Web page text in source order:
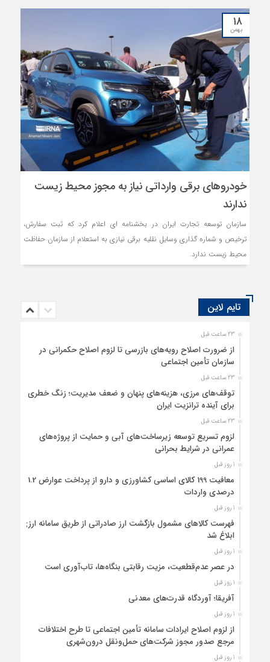
به عنوان یکی از ظرفیت‌های مهم توسعه‌ای استان، تاکید شد.
۱۸
بهمن
خودروهای برقی وارداتی نیاز به مجوز محیط زیست
ندارند
سازمان توسعه تجارت ایران در بخشنامه ای اعلام کرد که ثبت سفارش،
ترخیص و شماره گذاری وسایل نقلیه برقی نیازی به استعلام از سازمان حفاظت
محیط زیست ندارد.
تایم لاین
23 ساعت قبل
از ضرورت اصلاح رویه‌های بازرسی تا لزوم اصلاح حکمرانی در
سازمان تأمین اجتماعی
23 ساعت قبل
توقف‌های مرزی، هزینه‌های پنهان و ضعف مدیریت؛ زنگ خطری
برای آینده ترانزیت ایران
23 ساعت قبل
لزوم تسریع توسعه زیرساخت‌های آبی و حمایت از پروژه‌های
عمرانی در شرایط بحرانی
1 روز قبل
معافیت 199 کالای اساسی کشاورزی و دارو از پرداخت عوارض 1.2
درصدی واردات
1 روز قبل
فهرست کالاهای مشمول بازگشت ارز صادراتی از طریق سامانه ارزی
ابلاغ شد
1 روز قبل
در عصر عدم‌قطعیت، مزیت رقابتی بنگاه‌ها، تاب‌آوری است
1 روز قبل
آفریقا؛ آوردگاه قدرت‌های معدنی
1 روز قبل
از لزوم اصلاح ایرادات سامانه تأمین اجتماعی تا طرح اختلافات
مرجع صدور مجوز شرکت‌های حمل‌ونقل درون‌شهری
1 روز قبل